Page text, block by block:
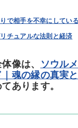
で相手を不幸にしてい
チュアルな法則と経済
像は、
ソウル
魂の縁の真実
あります。